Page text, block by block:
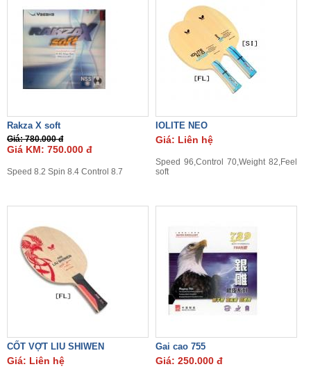
Rakza X soft
Giá: 780.000 đ
Giá KM: 750.000 đ
Speed 8.2 Spin 8.4 Control 8.7
IOLITE NEO
Giá: Liên hệ
Speed 96,Control 70,Weight 82,Feel
soft
CỐT VỢT LIU SHIWEN
Giá: Liên hệ
Gai cao 755
Giá: 250.000 đ